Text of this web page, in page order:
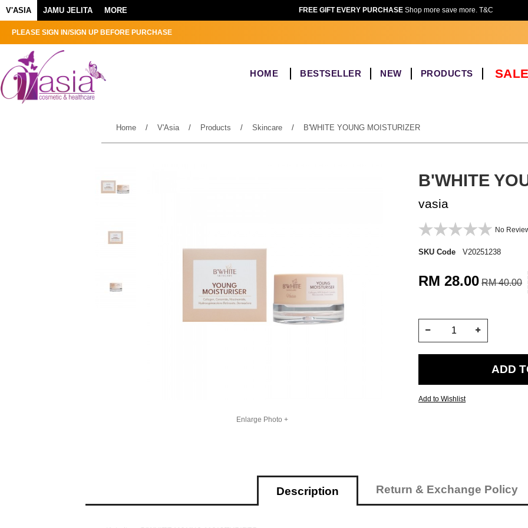
V'ASIA JAMU JELITA MORE FREE GIFT EVERY PURCHASEShop more save more. T&C
PLEASE SIGN IN/SIGN UP BEFORE PURCHASE
HOME BESTSELLER NEW PRODUCTS
Home / V'Asia / Products / Skincare / B'WHITE YOUNG MOISTURIZER
Enlarge Photo +
B'WHITE
vasia
No
SKU Code V20251238
RM 28.00 RM 40.00
Add to Wishlist
Description Return & Exchange Policy